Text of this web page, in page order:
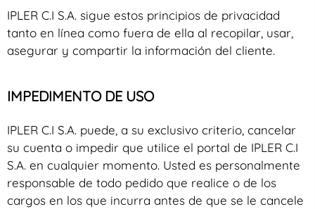
IPLER C.I S.A. sigue estos principios de privacidad
tanto en línea como fuera de ella al recopilar, usar,
asegurar y compartir la información del cliente.
IMPEDIMENTO DE USO
IPLER C.I S.A. puede, a su exclusivo criterio, cancelar
su cuenta o impedir que utilice el portal de IPLER C.I
S.A. en cualquier momento. Usted es personalmente
responsable de todo pedido que realice o de los
cargos en los que incurra antes de que se le cancele